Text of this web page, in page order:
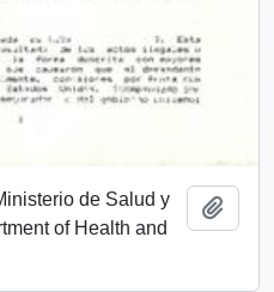
de Salud y
of Health and